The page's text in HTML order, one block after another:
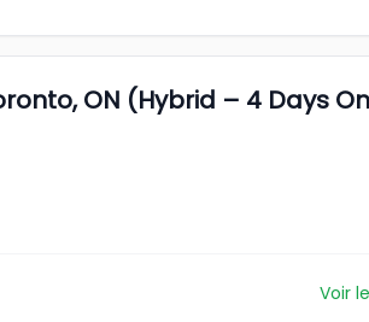
ON (Hybrid – 4 Days
Voir